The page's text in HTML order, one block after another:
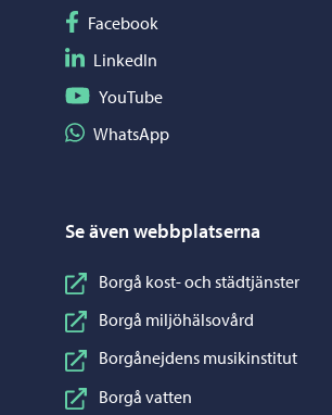
Följ på Facebook
Facebook
Följ på LinkedIn
LinkedIn
Följ på YouTube
YouTube
Dela på WhatsApp
WhatsApp
Se även webbplatserna
Borgå kost- och städtjänster
Borgå miljöhälsovård
Borgånejdens musikinstitut
Borgå vatten